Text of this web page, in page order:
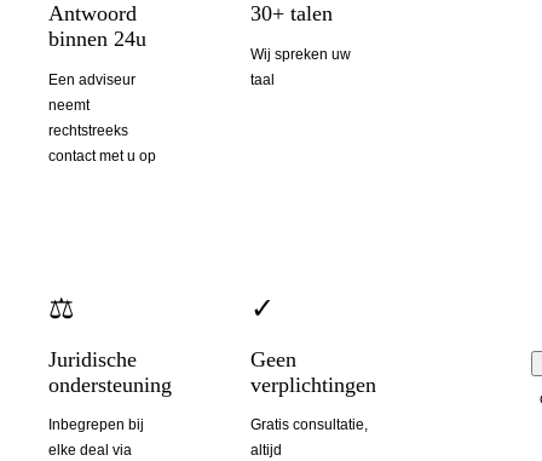
Antwoord
binnen 24u
Een adviseur
neemt
rechtstreeks
contact met u op
30+ talen
Wij spreken uw
taal
⚖️
Juridische
ondersteuning
Inbegrepen bij
elke deal via
✓
Geen
verplichtingen
Gratis consultatie,
altijd